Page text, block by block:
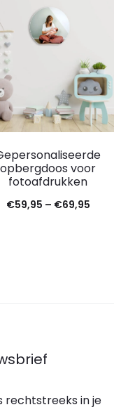
opbergdoos voor
fotoafdrukken
€59,95 – €69,95
rechtstreeks in je